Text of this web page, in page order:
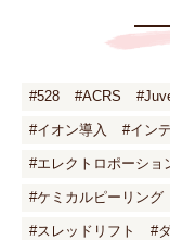
#528 #ACRS
#イオン導入 #イン
#エレクトロポーショ
#ケミカルピーリング
#スレッドリフト #